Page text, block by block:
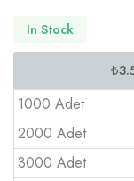
In Stock
1000 Adet
2000 Adet
3000 Adet